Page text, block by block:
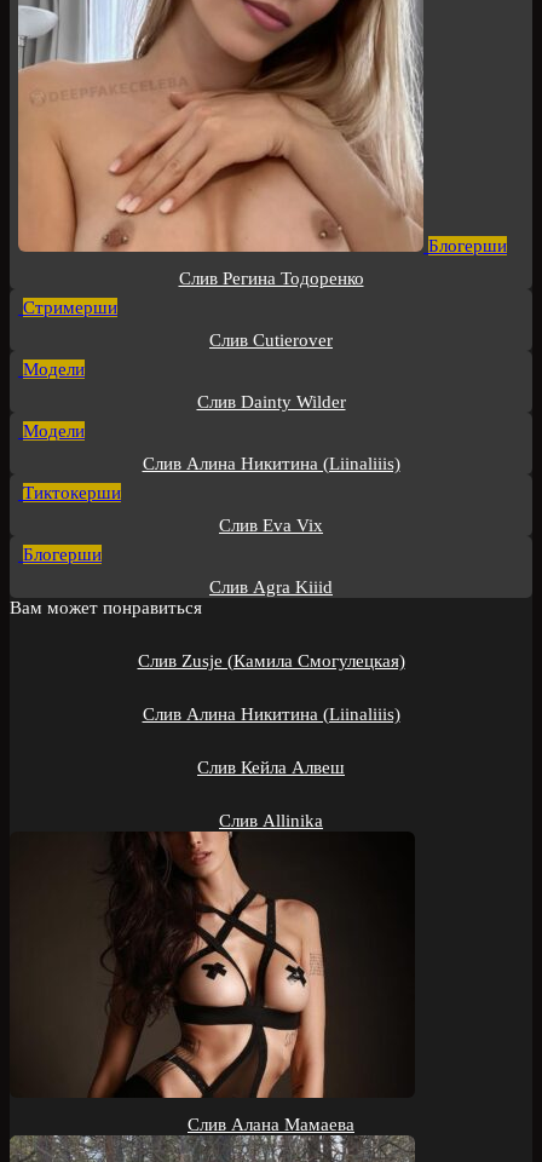
Блогерши
Слив Регина Тодоренко
Стримерши
Слив Cutierover
Модели
Слив Dainty Wilder
Модели
Слив Алина Никитина (Liinaliiis)
Тиктокерши
Слив Eva Vix
Блогерши
Слив Agra Kiiid
Вам может понравиться
Слив Zusje (Камила Смогулецкая)
Слив Алина Никитина (Liinaliiis)
Слив Кейла Алвеш
Слив Allinika
Слив Алана Мамаева